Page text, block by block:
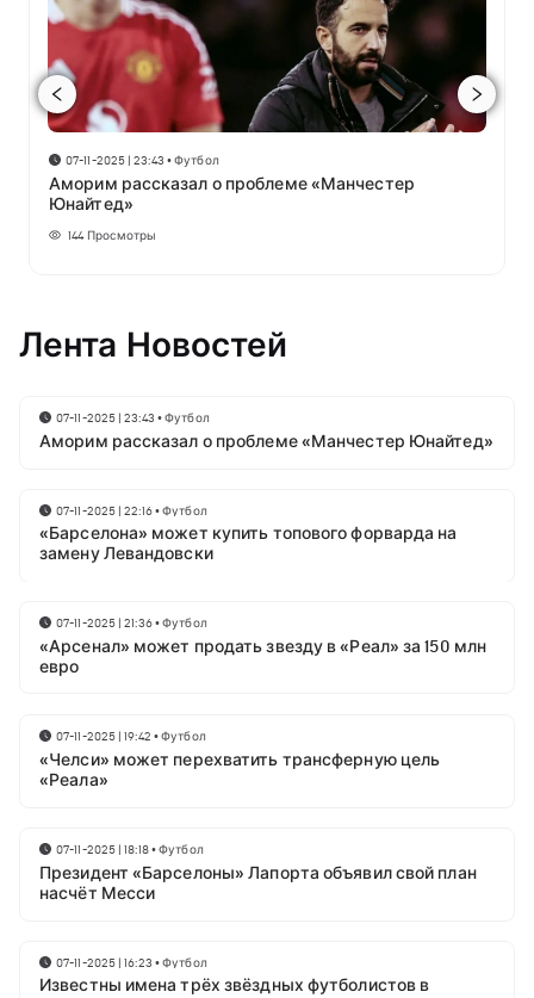
07-11-2025 | 23:43 •Футбол
Аморим рассказал о проблеме «Манчестер
Юнайтед»
144 Просмотры
Лента Новостей
07-11-2025 | 23:43 •Футбол
Аморим рассказал о проблеме «Манчестер Юнайтед»
07-11-2025 | 22:16•Футбол
«Барселона» может купить топового форварда на
замену Левандовски
07-11-2025 | 21:36•Футбол
«Арсенал» может продать звезду в «Реал» за 150 млн
евро
07-11-2025 | 19:42 •Футбол
«Челси» может перехватить трансферную цель
«Реала»
07-11-2025 | 18:18•Футбол
Президент «Барселоны» Лапорта объявил свой план
насчёт Месси
07-11-2025 | 16:23 •Футбол
Известны имена трёх звёздных футболистов в